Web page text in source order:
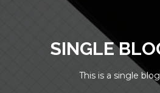
SINGLE
This is a single